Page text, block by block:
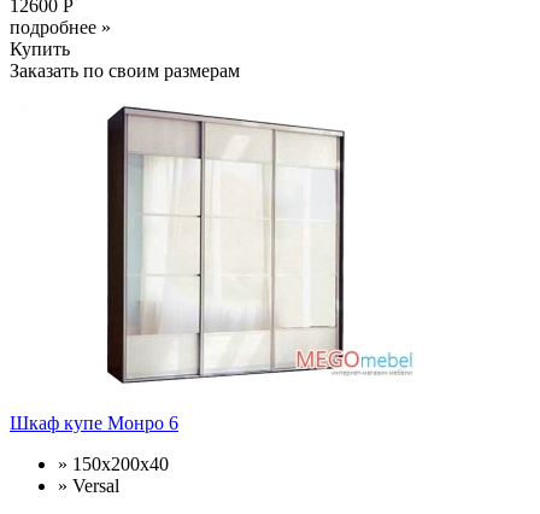
12600 Р
подробнее »
Купить
Заказать по своим размерам
Шкаф купе Монро 6
» 150x200x40
» Versal